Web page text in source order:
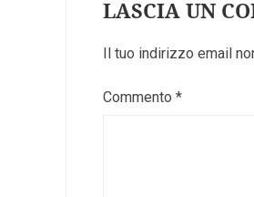
LASCIA UN
Il tuo indirizzo email
Commento *